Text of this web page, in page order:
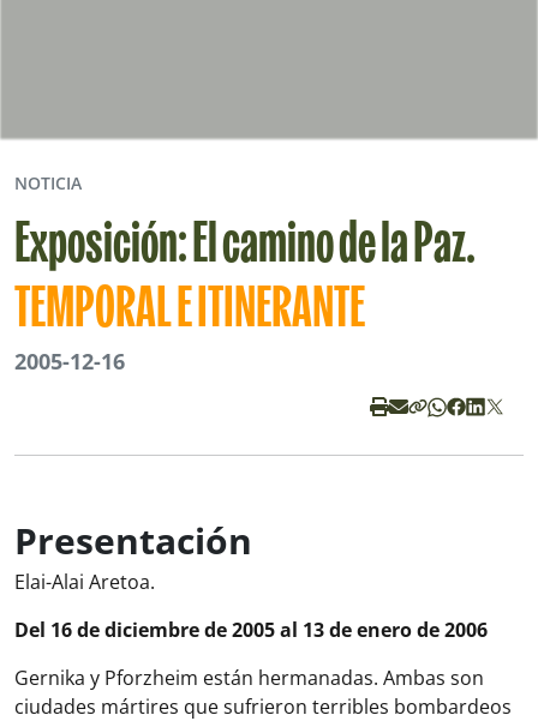
NOTICIA
Exposición: El camino de la Paz.
TEMPORAL E ITINERANTE
2005-12-16
Presentación
Elai-Alai Aretoa.
Del 16 de diciembre de 2005 al 13 de enero de 2006
Gernika y Pforzheim están hermanadas. Ambas son
ciudades mártires que sufrieron terribles bombardeos